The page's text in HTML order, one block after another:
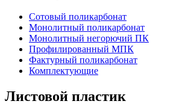
Сотовый поликарбонат
Монолитный поликарбонат
Монолитный негорючий ПК
Профилированный МПК
Фактурный поликарбонат
Комплектующие
Листовой пластик